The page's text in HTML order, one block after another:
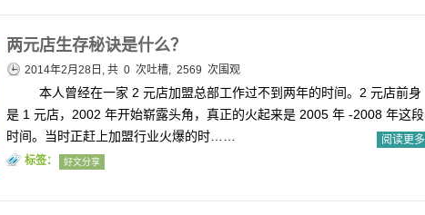
两元店生存秘诀是什么？
2014年2月28日, 共 0 次吐槽, 2569 次围观
本人曾经在一家 2 元店加盟总部工作过不到两年的时间。2 元店前身
是 1 元店，2002 年开始崭露头角，真正的火起来是 2005 年 -2008 年这段
时间。当时正赶上加盟行业火爆的时……
阅读更多
标签：
好文分享